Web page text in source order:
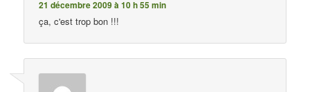
21 décembre 2009 à 10 h 55 min
ça, c'est trop bon !!!